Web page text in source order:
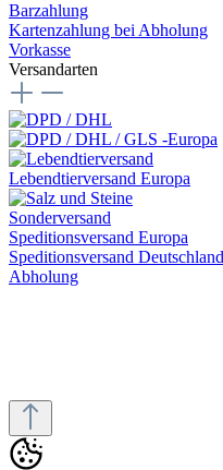
Barzahlung
Kartenzahlung bei Abholung
Vorkasse
Versandarten
Lebendtierversand Europa
Sonderversand
Speditionsversand Europa
Speditionsversand Deutschland
Abholung